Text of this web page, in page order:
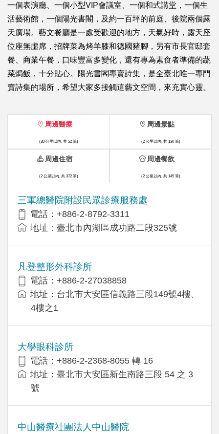
一個表演廳、一個小型VIP會議室、一個和式講堂，一個生
活藝術館，一個陽光書閣，及約一百坪的前庭、後院兩個露
天廣場。藝文餐廳是一處受歡迎的地方，天氣好時，露天座
位座無虛席，招牌菜為烤羊膝和德國豬腳，另有市長官邸套
餐、商業午餐，口味豐富多變化，還有專為素食者準備的蔬
菜焗飯，十分貼心。陽光書閣專賣詩集，是全臺北唯一專門
賣詩集的場所，希望大家多接觸這藝文空間，來充實心靈。
周邊醫療
(30 公里以內, 共 52 筆)
三軍總醫院附設民眾診療服務處
電話：+886-2-8792-3311
地址：臺北市內湖區成功路二段325號
凡登整形外科診所
電話：+886-2-27038858
地址：台北市大安區信義路三段149號4樓、
4樓之1
大學眼科診所
電話：+886-2-2368-8055 轉 16
地址：臺北市大安區新生南路三段 54 之 3
號
中山醫療社團法人中山醫院
周邊景點
(2 公里以內, 共 130 筆)
周邊住宿
(2 公里以內, 共 372 筆)
周邊餐飲
(2 公里以內, 共 145 筆)